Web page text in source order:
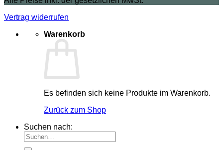
Vertrag widerrufen
Warenkorb
Es befinden sich keine Produkte im Warenkorb.
Zurück zum Shop
Suchen nach: